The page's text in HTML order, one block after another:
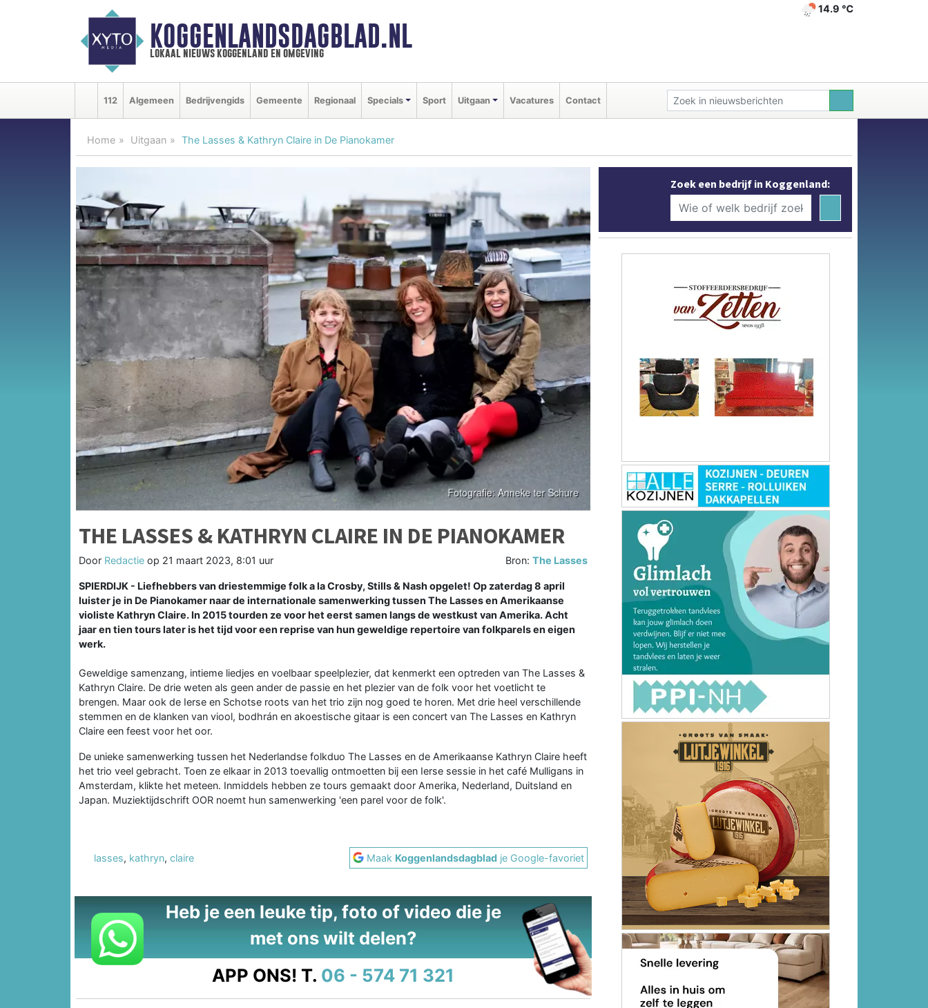
KOGGENLANDSDAGBLAD.NL
lokaal nieuws koggenland en omgeving
14.9 ℃
112 Algemeen Bedrijvengids Gemeente Regionaal Specials Sport Uitgaan Vacatures Contact
Home Uitgaan The Lasses & Kathryn Claire in De Pianokamer
THE LASSES & KATHRYN CLAIRE IN DE PIANOKAMER
Door Redactie op 21 maart 2023, 8:01 uur Bron:The Lasses
SPIERDIJK - Liefhebbers van driestemmige folk a la Crosby, Stills & Nash opgelet! Op zaterdag 8 april
luister je in De Pianokamer naar de internationale samenwerking tussen The Lasses en Amerikaanse
violiste Kathryn Claire. In 2015 tourden ze voor het eerst samen langs de westkust van Amerika. Acht
jaar en tien tours later is het tijd voor een reprise van hun geweldige repertoire van folkparels en eigen
werk.
Geweldige samenzang, intieme liedjes en voelbaar speelplezier, dat kenmerkt een optreden van The Lasses &
Kathryn Claire. De drie weten als geen ander de passie en het plezier van de folk voor het voetlicht te
brengen. Maar ook de Ierse en Schotse roots van het trio zijn nog goed te horen. Met drie heel verschillende
stemmen en de klanken van viool, bodhrán en akoestische gitaar is een concert van The Lasses en Kathryn
Claire een feest voor het oor.
De unieke samenwerking tussen het Nederlandse folkduo The Lasses en de Amerikaanse Kathryn Claire heeft
het trio veel gebracht. Toen ze elkaar in 2013 toevallig ontmoetten bij een Ierse sessie in het café Mulligans in
Amsterdam, klikte het meteen. Inmiddels hebben ze tours gemaakt door Amerika, Nederland, Duitsland en
Japan. Muziektijdschrift OOR noemt hun samenwerking 'een parel voor de folk'.
lasses, kathryn, claire Maak Koggenlandsdagblad je Google-favoriet
Heb je een leuke tip, foto of video die je
met ons wilt delen?
APP ONS! T. 06 - 574 71 321
Zoek een bedrijf in Koggenland: